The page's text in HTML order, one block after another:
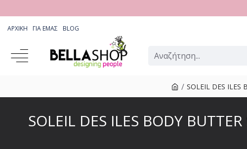
ΑΡΧΙΚΉ ΓΙΑ ΕΜΆΣ BLOG
SOLEIL DES
SOLEIL DES ILES BODY